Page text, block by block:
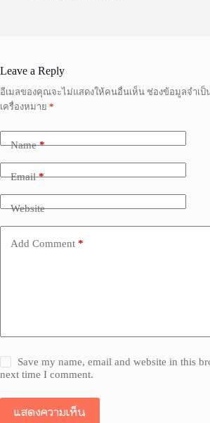
Leave a Reply
อีเมลของคุณจะไม่แสดงให้คนอื่นเห็น ช่องข้อมูลจำเป็
เครื่องหมาย *
Name*
Email*
Website
Add Comment *
Save my name, email and website in this
next time I comment.
แสดงความเห็น